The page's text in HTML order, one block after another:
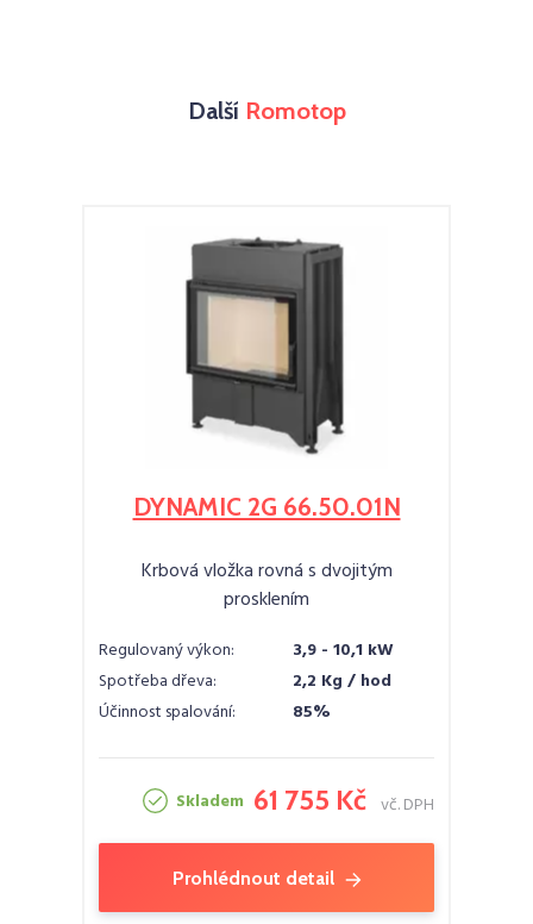
Další Romotop
DYNAMIC 2G 66.50.01N
Krbová vložka rovná s dvojitým
prosklením
Regulovaný výkon:
3,9 - 10,1 kW
Spotřeba dřeva:
2,2 Kg / hod
Účinnost spalování:
85%
Skladem 61 755 Kč vč. DPH
Prohlédnout detail